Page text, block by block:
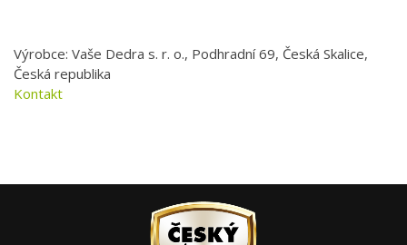
Výrobce: Vaše Dedra s. r. o., Podhradní 69, Česká Skalice,
Česká republika
Kontakt